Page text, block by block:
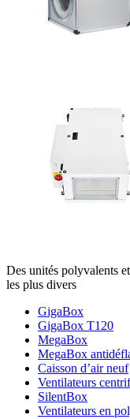
Des unités polyvalents
les plus divers
GigaBox
GigaBox T120
MegaBox
MegaBox
Caisson d’air neuf
Ventilateurs
SilentBox
Ventilateurs en